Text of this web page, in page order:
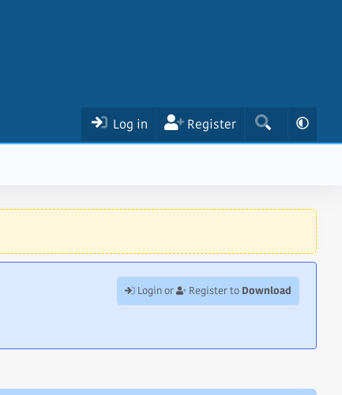
Log in Register
Login or Register to Download